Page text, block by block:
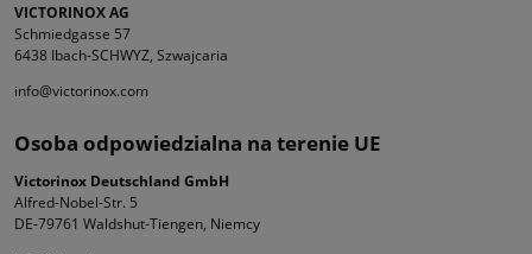
VICTORINOX AG
Schmiedgasse 57
6438 Ibach-SCHWYZ, Szwajcaria
info@victorinox.com
Osoba odpowiedzialna na terenie UE
Victorinox Deutschland GmbH
Alfred-Nobel-Str. 5
DE-79761 Waldshut-Tiengen, Niemcy